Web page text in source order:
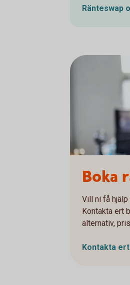
Ränteswap
Boka
Vill ni få
Kontakta ert
alternativ,
Kontakta